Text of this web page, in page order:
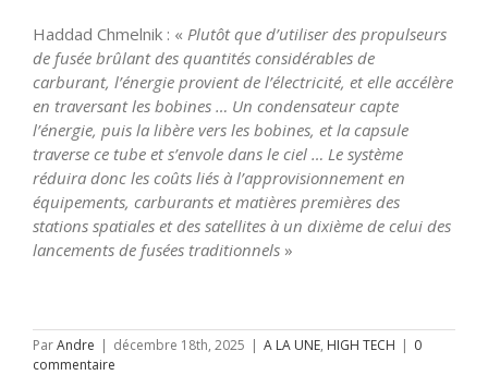
Haddad Chmelnik : « Plutôt que d’utiliser des propulseurs
de fusée brûlant des quantités considérables de
carburant, l’énergie provient de l’électricité, et elle accélère
en traversant les bobines … Un condensateur capte
l’énergie, puis la libère vers les bobines, et la capsule
traverse ce tube et s’envole dans le ciel … Le système
réduira donc les coûts liés à l’approvisionnement en
équipements, carburants et matières premières des
stations spatiales et des satellites à un dixième de celui des
lancements de fusées traditionnels »
ParAndre | décembre 18th, 2025 | A LA UNE, HIGH TECH | 0
commentaire